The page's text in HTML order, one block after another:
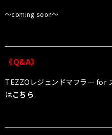
〜coming soon〜
《Q&A》
TEZZOレジェンドマフラー for
はこちら